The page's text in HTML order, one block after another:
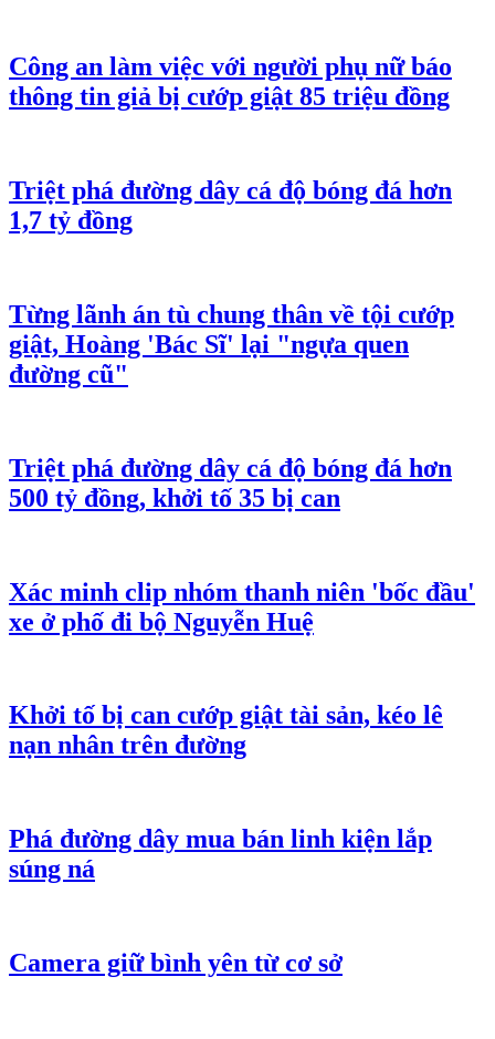
Công an làm việc với người phụ nữ báo
thông tin giả bị cướp giật 85 triệu đồng
Triệt phá đường dây cá độ bóng đá hơn
1,7 tỷ đồng
Từng lãnh án tù chung thân về tội cướp
giật, Hoàng 'Bác Sĩ' lại "ngựa quen
đường cũ"
Triệt phá đường dây cá độ bóng đá hơn
500 tỷ đồng, khởi tố 35 bị can
Xác minh clip nhóm thanh niên 'bốc đầu'
xe ở phố đi bộ Nguyễn Huệ
Khởi tố bị can cướp giật tài sản, kéo lê
nạn nhân trên đường
Phá đường dây mua bán linh kiện lắp
súng ná
Camera giữ bình yên từ cơ sở